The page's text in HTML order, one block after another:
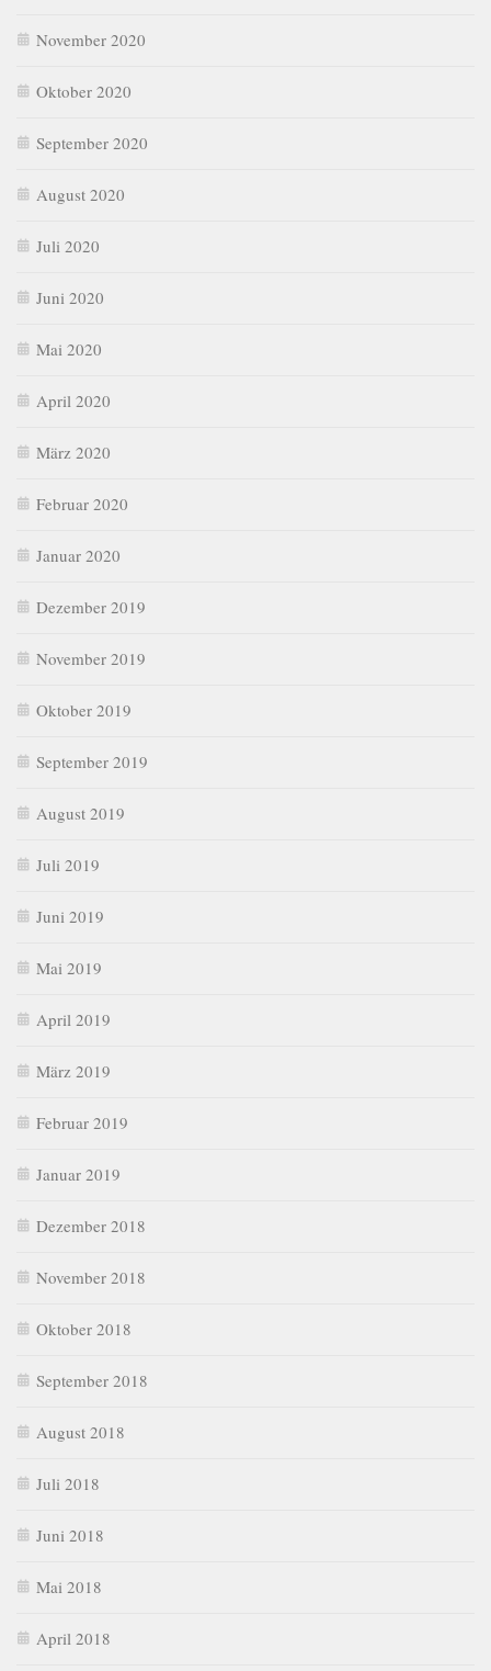
November 2020
Oktober 2020
September 2020
August 2020
Juli 2020
Juni 2020
Mai 2020
April 2020
März 2020
Februar 2020
Januar 2020
Dezember 2019
November 2019
Oktober 2019
September 2019
August 2019
Juli 2019
Juni 2019
Mai 2019
April 2019
März 2019
Februar 2019
Januar 2019
Dezember 2018
November 2018
Oktober 2018
September 2018
August 2018
Juli 2018
Juni 2018
Mai 2018
April 2018